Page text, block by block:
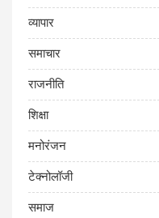
व्यापार
समाचार
राजनीति
शिक्षा
मनोरंजन
टेक्नोलॉजी
समाज